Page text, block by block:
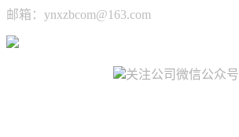
邮箱：ynxzbcom@163.com
关注公司微信公众号